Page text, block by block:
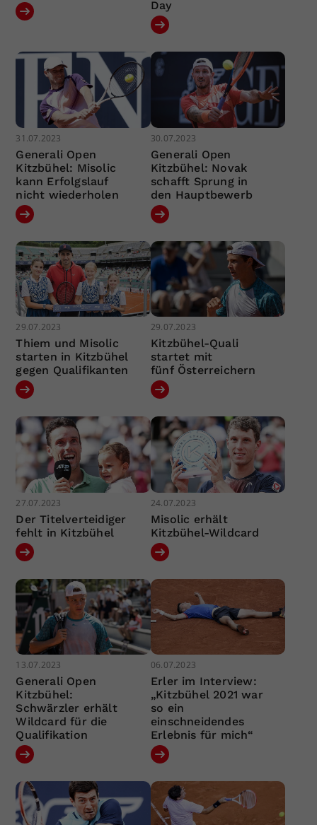
Day
31.07.2023
Generali Open
Kitzbühel: Misolic
kann Erfolgslauf
nicht wiederholen
30.07.2023
Generali Open
Kitzbühel: Novak
schafft Sprung in
den Hauptbewerb
29.07.2023
Thiem und Misolic
starten in Kitzbühel
gegen Qualifikanten
29.07.2023
Kitzbühel-Quali
startet mit
fünf Österreichern
27.07.2023
Der Titelverteidiger
fehlt in Kitzbühel
24.07.2023
Misolic erhält
Kitzbühel-Wildcard
13.07.2023
Generali Open
Kitzbühel:
Schwärzler erhält
Wildcard für die
Qualifikation
06.07.2023
Erler im Interview:
„Kitzbühel 2021 war
so ein
einschneidendes
Erlebnis für mich“